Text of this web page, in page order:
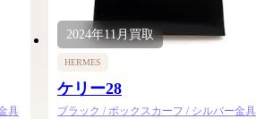
具
2024年11月買取
HERMES
ケリー28
ブラック / ボックスカーフ / シルバー金具